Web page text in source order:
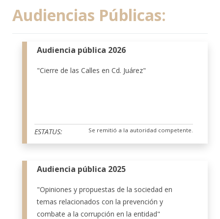
Audiencias Públicas:
Audiencia pública 2026
"Cierre de las Calles en Cd. Juárez"
ESTATUS: Se remitió a la autoridad competente.
Audiencia pública 2025
"Opiniones y propuestas de la sociedad en
temas relacionados con la prevención y
combate a la corrupción en la entidad"